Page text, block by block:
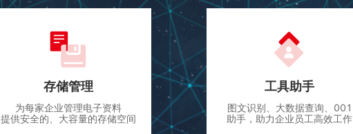
存储管理
为每家企业管理电子资料
提供安全的、大容量的存储空间
工具助手
图文识别、大数据查询、001
助手，助力企业员工高效工作